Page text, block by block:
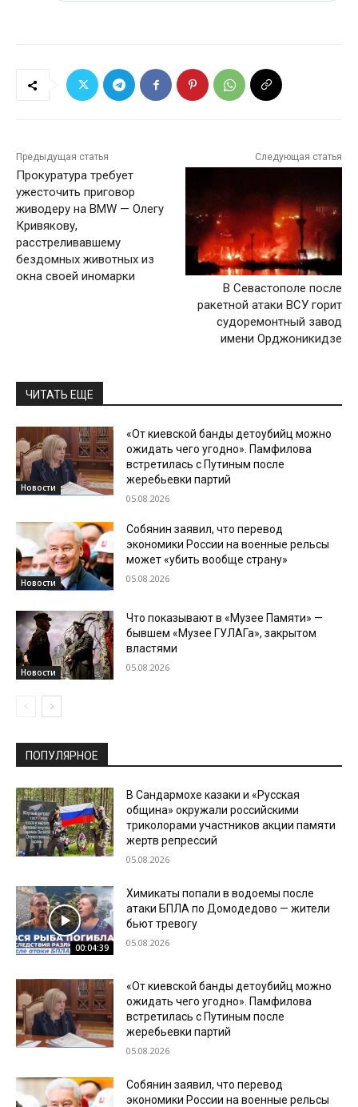
Предыдущая статья
Прокуратура требует
ужесточить приговор
живодеру на BMW — Олегу
Кривякову,
расстреливавшему
бездомных животных из
окна своей иномарки
Следующая статья
В Севастополе после
ракетной атаки ВСУ горит
судоремонтный завод
имени Орджоникидзе
ЧИТАТЬ ЕЩЕ
Новости
«От киевской банды детоубийц можно
ожидать чего угодно». Памфилова
встретилась с Путиным после
жеребьевки партий
05.08.2026
Новости
Собянин заявил, что перевод
экономики России на военные рельсы
может «убить вообще страну»
05.08.2026
Новости
Что показывают в «Музее Памяти» —
бывшем «Музее ГУЛАГа», закрытом
властями
05.08.2026
ПОПУЛЯРНОЕ
В Сандармохе казаки и «Русская
община» окружали российскими
триколорами участников акции памяти
жертв репрессий
05.08.2026
00:04:39
Химикаты попали в водоемы после
атаки БПЛА по Домодедово — жители
бьют тревогу
05.08.2026
«От киевской банды детоубийц можно
ожидать чего угодно». Памфилова
встретилась с Путиным после
жеребьевки партий
05.08.2026
Собянин заявил, что перевод
экономики России на военные рельсы